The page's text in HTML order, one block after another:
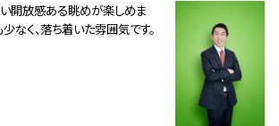
開放感ある眺めが楽しめま
なく、落ち着いた雰囲気です。